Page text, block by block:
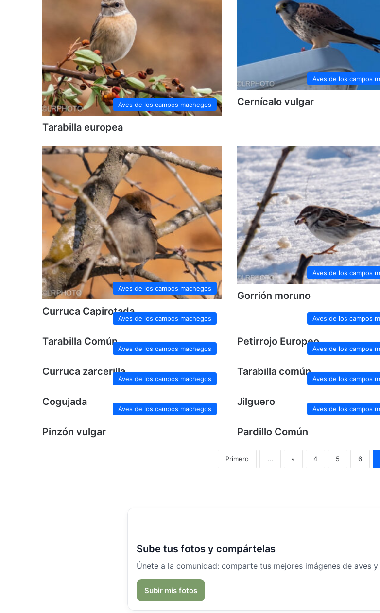
Aves de los campos machegos
Tarabilla europea
Aves de los campos
Cernícalo vulgar
Aves de los campos machegos
Curruca Capirotada
Aves de los campos
Gorrión moruno
Aves de los campos machegos
Tarabilla Común
Aves de los campos
Petirrojo Europeo
Aves de los campos machegos
Curruca zarcerilla
Aves de los campos
Tarabilla común
Aves de los campos machegos
Cogujada
Aves de los campos
Jilguero
Aves de los campos machegos
Pinzón vulgar
Aves de los campos
Pardillo Común
Primero ... « 4 5 6
Sube tus fotos y compártelas
Únete a la comunidad: comparte tus mejores imágenes de aves
Subir mis fotos